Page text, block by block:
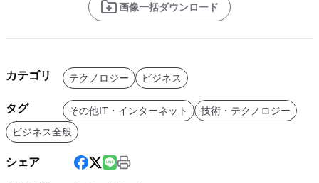
画像一括ダウンロード
カテゴリ テクノロジー ビジネス
タグ その他IT・インターネット
技術・テクノロジー
ビジネス全般
シェア